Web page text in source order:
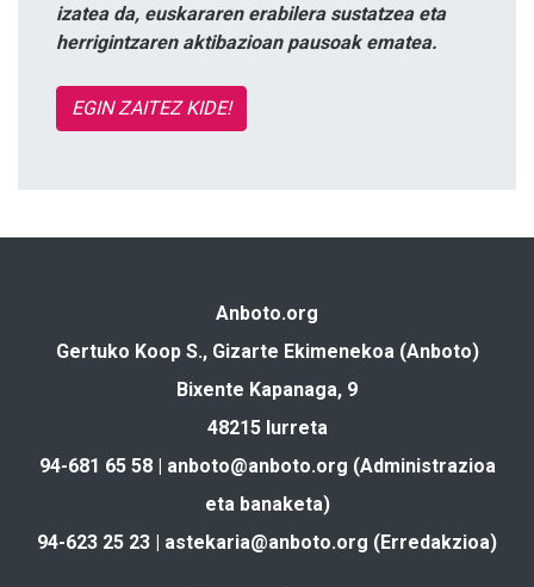
izatea da, euskararen erabilera sustatzea eta
herrigintzaren aktibazioan pausoak ematea.
EGIN ZAITEZ KIDE!
Anboto.org
Gertuko Koop S., Gizarte Ekimenekoa (Anboto)
Bixente Kapanaga, 9
48215 Iurreta
94-681 65 58 | anboto@anboto.org (Administrazioa
eta banaketa)
94-623 25 23 | astekaria@anboto.org (Erredakzioa)